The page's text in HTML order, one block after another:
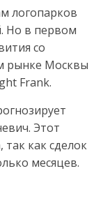
логопарков
Но в первом
со
рынке Москвы
Frank.
Этот
как сделок
месяцев.